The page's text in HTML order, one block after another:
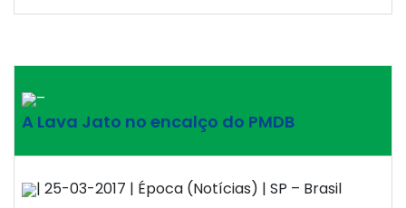
–
A Lava Jato no encalço do PMDB
| 25-03-2017 | Época (Notícias) | SP – Brasil